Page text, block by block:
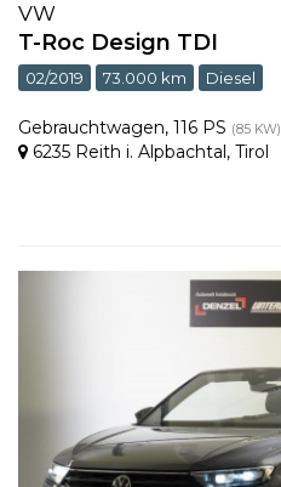
VW
T-Roc Design TDI
02/2019 73.000 km Diesel
Gebrauchtwagen, 116 PS (85 KW)
6235 Reith i. Alpbachtal , Tirol